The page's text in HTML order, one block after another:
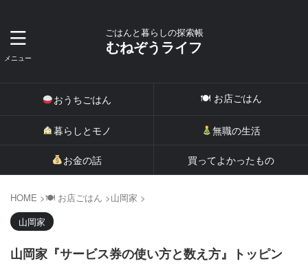
ごはんと暮らしの探索帳
むねぞうライフ
おうちごはん 🍽 お店ごはん
暮らしとモノ 無職の生活
お金の話 買ってよかったもの
HOME >🍽 お店ごはん >山岡家 >
山岡家
山岡家『サービス券の使い方と数え方』トッピン